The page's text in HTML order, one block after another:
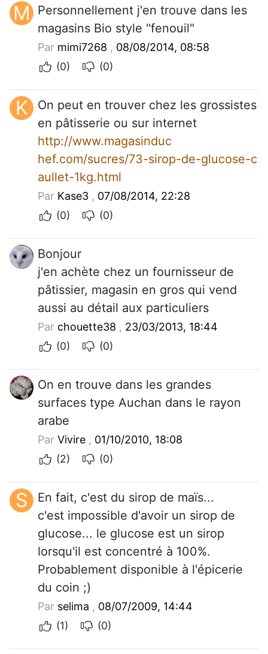
M Personnellement j'en trouve dans les
magasins Bio style "fenouil"
Par mimi7268 , 08/08/2014, 08:58
(0)
(0)
K
On peut en trouver chez les grossistes
en pâtisserie ou sur internet
http://www.magasinduc
hef.com/sucres/73-sirop-de-glucose-c
aullet-1kg.html
Par Kase3 , 07/08/2014, 22:28
(0)
(0)
Bonjour
j'en achète chez un fournisseur de
pâtissier, magasin en gros qui vend
aussi au détail aux particuliers
Par chouette38 , 23/03/2013, 18:44
(0)
(0)
On en trouve dans les grandes
surfaces type Auchan dans le rayon
arabe
Par Vivire , 01/10/2010, 18:08
(2)
(0)
S
En fait, c'est du sirop de maïs...
c'est impossible d'avoir un sirop de
glucose... le glucose est un sirop
lorsqu'il est concentré à 100%.
Probablement disponible à l'épicerie
du coin ;)
Par selima , 08/07/2009, 14:44
(1)
(0)